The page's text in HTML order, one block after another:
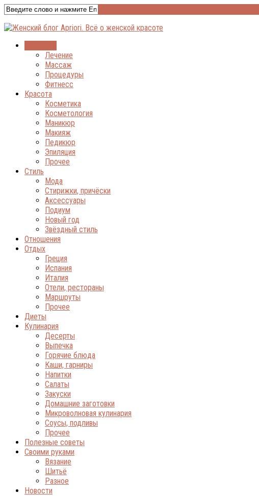
Лечение
Массаж
Процедуры
Фитнесс
Красота
Косметика
Косметология
Маникюр
Макияж
Педикюр
Эпиляция
Прочее
Стиль
Мода
Стирижки, причёски
Аксессуары
Подиум
Новый год
Звёздный стиль
Отношения
Отдых
Греция
Испания
Италия
Отели, рестораны
Маршруты
Прочее
Диеты
Кулинария
Десерты
Выпечка
Горячие блюда
Каши, гарниры
Напитки
Салаты
Закуски
Домашние заготовки
Микроволновая кулинария
Соусы, подливы
Прочее
Полезные советы
Своими руками
Вязание
Шитьё
Разное
Новости